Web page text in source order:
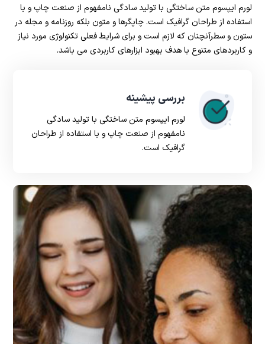
لورم ایپسوم متن ساختگی با تولید سادگی نامفهوم از صنعت چاپ و با
استفاده از طراحان گرافیک است. چاپگرها و متون بلکه روزنامه و مجله در
ستون و سطرآنچنان که لازم است و برای شرایط فعلی تکنولوژی مورد نیاز
و کاربردهای متنوع با هدف بهبود ابزارهای کاربردی می باشد.
بررسی پیشینه
لورم ایپسوم متن ساختگی با تولید سادگی
نامفهوم از صنعت چاپ و با استفاده از طراحان
گرافیک است.